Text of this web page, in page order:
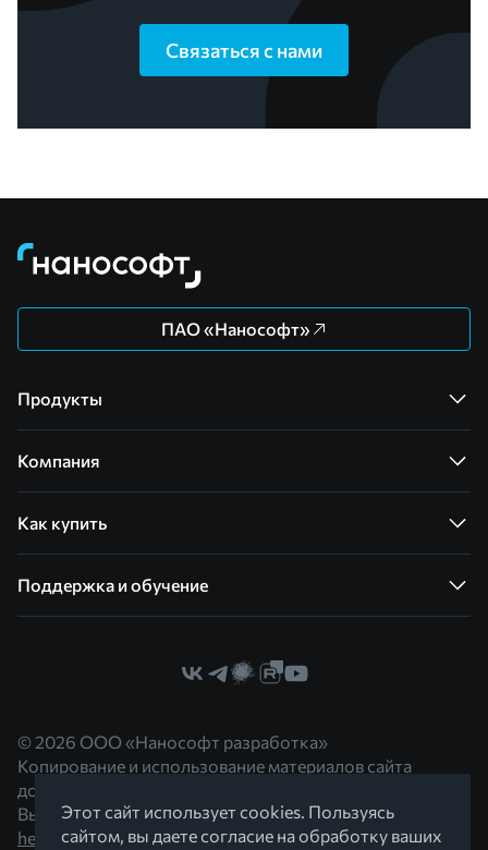
Связаться с нами
ПАО «Нанософт»
Продукты
Компания
Как купить
Поддержка и обучение
© 2026 ООО «Нанософт разработка»
Копирование и использование материалов сайта
допускается с согласия правообладателя.
Вы можете обратиться к нам по адресу
hello@nanocad.ru
Этот сайт использует cookies. Пользуясь
сайтом, вы даете согласие на обработку ваших